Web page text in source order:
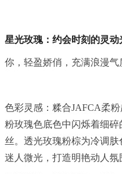
星光玫瑰：约会时刻的灵动
你，轻盈娇俏，充满浪漫气
色彩灵感：糅合JAFCA柔粉
粉玫瑰色底色中闪烁着细
丝。透光玫瑰粉棕为冷调
迷人微光，打造明艳动人氛